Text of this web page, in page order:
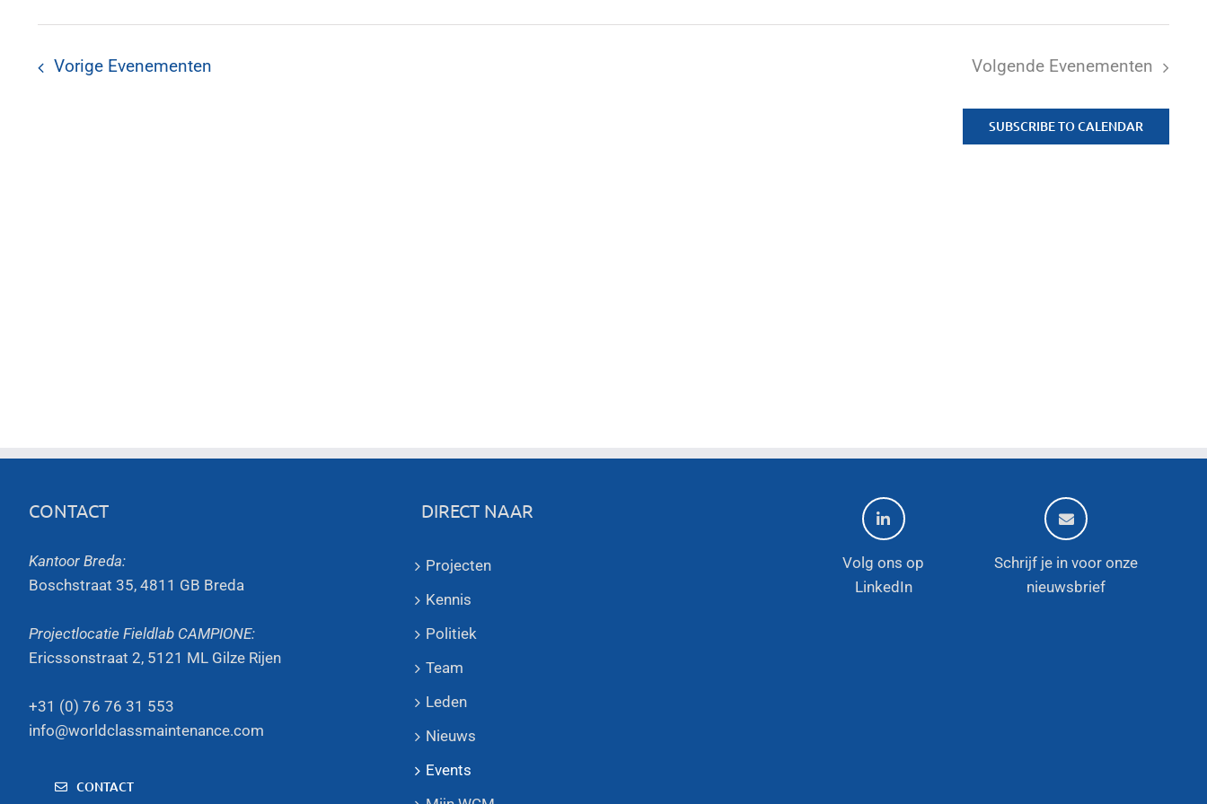
navigatie
keyword.
Vorige Evenementen Volgende Evenementen
SUBSCRIBE TO CALENDAR
CONTACT
Kantoor Breda:
Boschstraat 35, 4811 GB Breda
Projectlocatie Fieldlab CAMPIONE:
Ericssonstraat 2, 5121 ML Gilze Rijen
+31 (0) 76 76 31 553
info@worldclassmaintenance.com
CONTACT
DIRECT NAAR
Projecten
Kennis
Politiek
Team
Leden
Nieuws
Events
Volg ons op
LinkedIn
Schrijf je in voor onze
nieuwsbrief